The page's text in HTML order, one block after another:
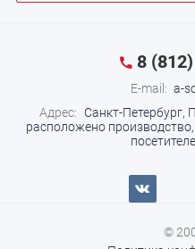
8
E-mail: a-
Адрес:
Санкт-Петербург,
расположено
©